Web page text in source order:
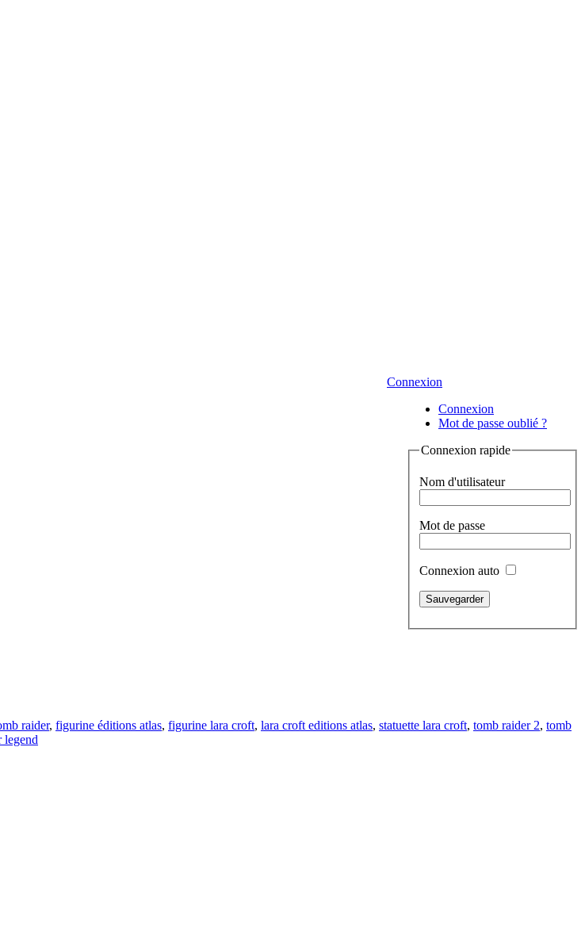
Connexion
Connexion
Mot de passe oublié ?
Connexion rapide
Nom d'utilisateur
Mot de passe
Connexion auto
raider, figurine éditions atlas, figurine lara croft, lara croft editions atlas, statuette lara croft, tomb raider 2, tomb
legend